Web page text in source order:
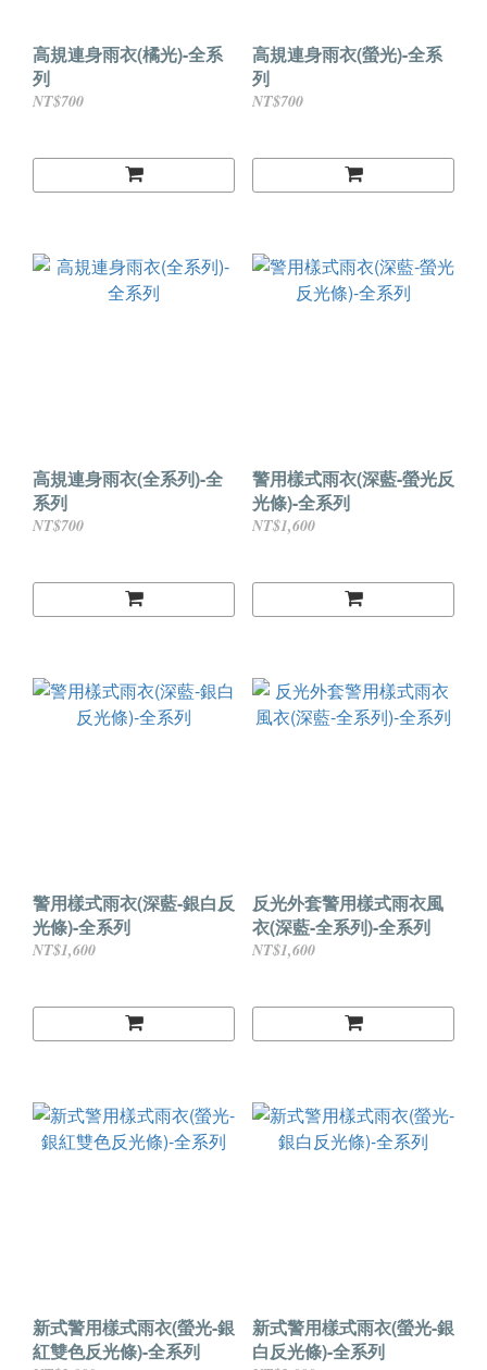
高規連身雨衣(橘光)-全系
列
NT$700
高規連身雨衣(螢光)-全系
列
NT$700
高規連身雨衣(全系列)-全
系列
NT$700
警用樣式雨衣(深藍-螢光反
光條)-全系列
NT$1,600
警用樣式雨衣(深藍-銀白反
光條)-全系列
NT$1,600
反光外套警用樣式雨衣風
衣(深藍-全系列)-全系列
NT$1,600
新式警用樣式雨衣(螢光-銀
紅雙色反光條)-全系列
新式警用樣式雨衣(螢光-銀
白反光條)-全系列